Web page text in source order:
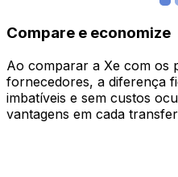
Compare e economize
Ao comparar a Xe com os
fornecedores, a diferença
imbatíveis e sem custos
vantagens em cada